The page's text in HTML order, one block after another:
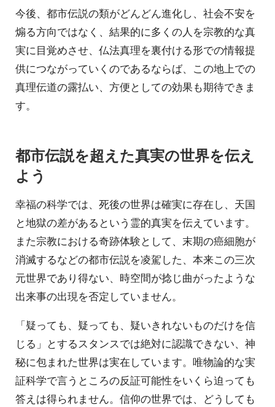
今後、都市伝説の類がどんどん進化し、社会不安を
煽る方向ではなく、結果的に多くの人を宗教的な真
実に目覚めさせ、仏法真理を裏付ける形での情報提
供につながっていくのであるならば、この地上での
真理伝道の露払い、方便としての効果も期待できま
す。
都市伝説を超えた真実の世界を伝え
よう
幸福の科学では、死後の世界は確実に存在し、天国
と地獄の差があるという霊的真実を伝えています。
また宗教における奇跡体験として、末期の癌細胞が
消滅するなどの都市伝説を凌駕した、本来この三次
元世界であり得ない、時空間が捻じ曲がったような
出来事の出現を否定していません。
「疑っても、疑っても、疑いきれないものだけを信
じる」とするスタンスでは絶対に認識できない、神
秘に包まれた世界は実在しています。唯物論的な実
証科学で言うところの反証可能性をいくら迫っても
答えは得られません。信仰の世界では、どうしても